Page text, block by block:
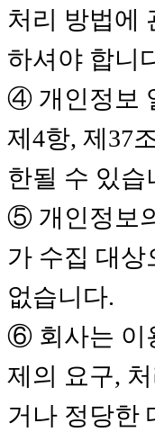
처리 방법에
하셔야 합니
④ 개인정보
제4항, 제37
한될 수 있습
⑤ 개인정보
가 수집 대
없습니다.
⑥ 회사는 이
제의 요구,
거나 정당한